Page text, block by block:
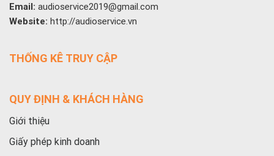
Email: audioservice2019@gmail.com
Website: http://audioservice.vn
THỐNG KÊ TRUY CẬP
QUY ĐỊNH & KHÁCH HÀNG
Giới thiệu
Giấy phép kinh doanh